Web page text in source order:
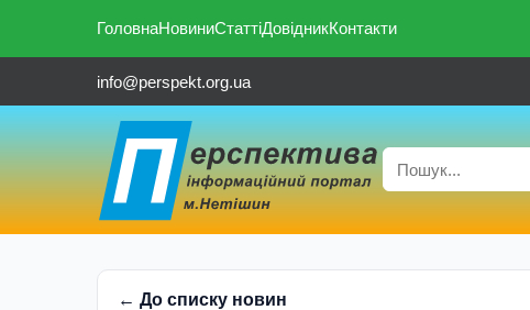
ГоловнаНовиниСтаттіДовідникКонтакти
info@perspekt.org.ua
← До списку новин